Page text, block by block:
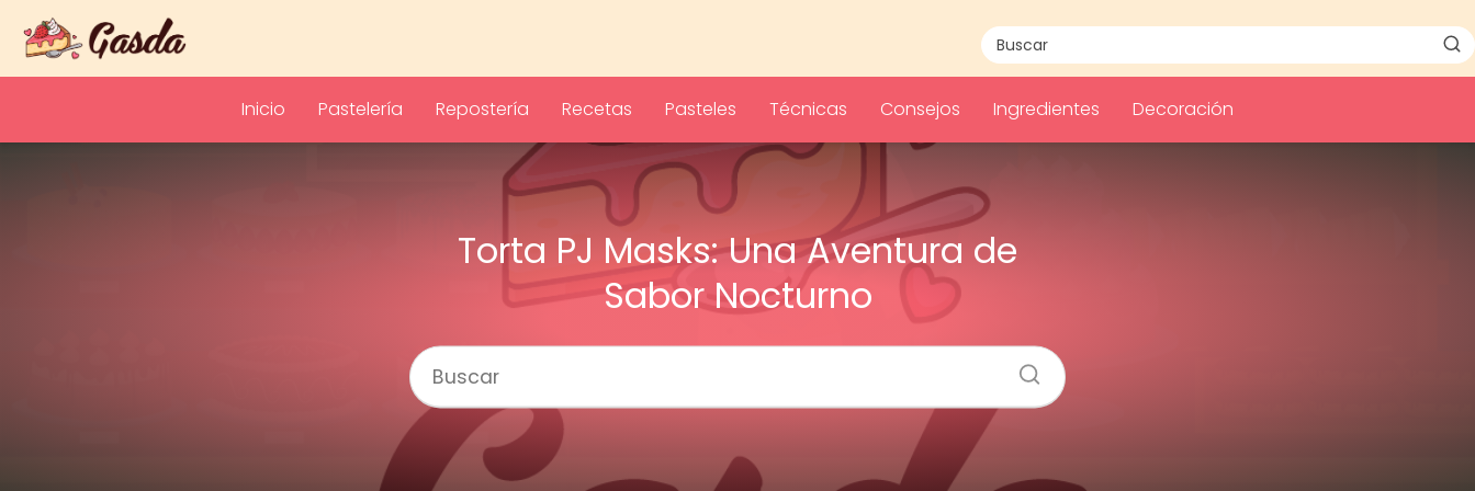
Inicio Pastelería Repostería Recetas Pasteles Técnicas Consejos Ingredientes Decoración
Torta PJ Masks: Una Aventura de
Sabor Nocturno